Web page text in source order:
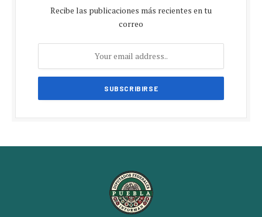
Recibe las publicaciones más recientes en tu
correo